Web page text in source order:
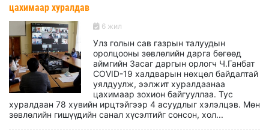
цахимаар хуралдав
6 жил
Улз голын сав газрын талуудын
оролцооны зөвлөлийн дарга бөгөөд
аймгийн Засаг даргын орлогч Ч.Ганбат
СOVID-19 халдварын нөхцөл байдалтай
уялдуулж, ээлжит хуралдаанаа
цахимаар зохион байгууллаа. Тус
хуралдаан 78 хувийн ирцтэйгээр 4 асуудлыг хэлэлцэв. Мөн
зөвлөлийн гишүүдийн санал хүсэлтийг сонсон, хол...